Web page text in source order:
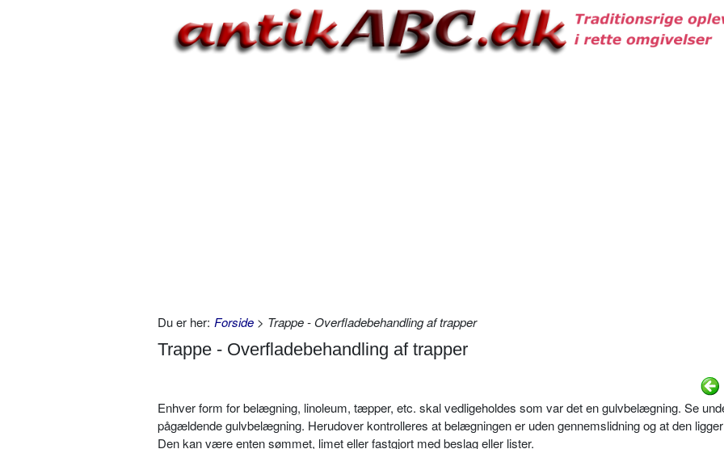
Du er her: Forside > Trappe - Overfladebehandling af trapper
Trappe - Overfladebehandling af trapper
Enhver form for belægning, linoleum, tæpper, etc. skal vedligeholdes som var det en gulvbelægning. Se
pågældende gulvbelægning. Herudover kontrolleres at belægningen er uden gennemslidning og at den
Den kan være enten sømmet, limet eller fastgjort med beslag eller lister.